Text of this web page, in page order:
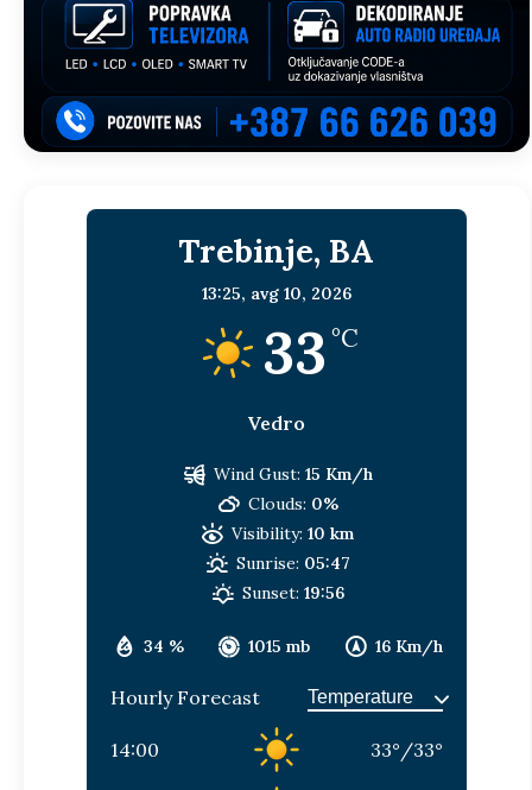
Trebinje, BA
13:25, avg 10, 2026
33 °C
Vedro
34 % 1015 mb 16 Km/h
Wind Gust: 15 Km/h
Clouds: 0%
Visibility: 10 km
Sunrise: 05:47
Sunset: 19:56
Hourly Forecast
14:00 33° /33°